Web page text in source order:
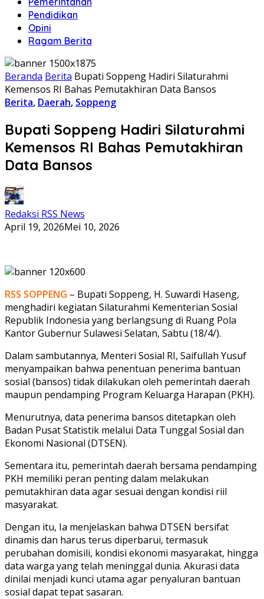
Pendidikan
Opini
Ragam Berita
Beranda Berita Bupati Soppeng Hadiri Silaturahmi
Kemensos RI Bahas Pemutakhiran Data Bansos
Berita, Daerah, Soppeng
Bupati Soppeng Hadiri Silaturahmi
Kemensos RI Bahas Pemutakhiran
Data Bansos
Redaksi RSS News
April 19, 2026Mei 10, 2026
RSS SOPPENG – Bupati Soppeng, H. Suwardi Haseng,
menghadiri kegiatan Silaturahmi Kementerian Sosial
Republik Indonesia yang berlangsung di Ruang Pola
Kantor Gubernur Sulawesi Selatan, Sabtu (18/4/).
Dalam sambutannya, Menteri Sosial RI, Saifullah Yusuf
menyampaikan bahwa penentuan penerima bantuan
sosial (bansos) tidak dilakukan oleh pemerintah daerah
maupun pendamping Program Keluarga Harapan (PKH).
Menurutnya, data penerima bansos ditetapkan oleh
Badan Pusat Statistik melalui Data Tunggal Sosial dan
Ekonomi Nasional (DTSEN).
Sementara itu, pemerintah daerah bersama pendamping
PKH memiliki peran penting dalam melakukan
pemutakhiran data agar sesuai dengan kondisi riil
masyarakat.
Dengan itu, Ia menjelaskan bahwa DTSEN bersifat
dinamis dan harus terus diperbarui, termasuk
perubahan domisili, kondisi ekonomi masyarakat, hingga
data warga yang telah meninggal dunia. Akurasi data
dinilai menjadi kunci utama agar penyaluran bantuan
sosial dapat tepat sasaran.